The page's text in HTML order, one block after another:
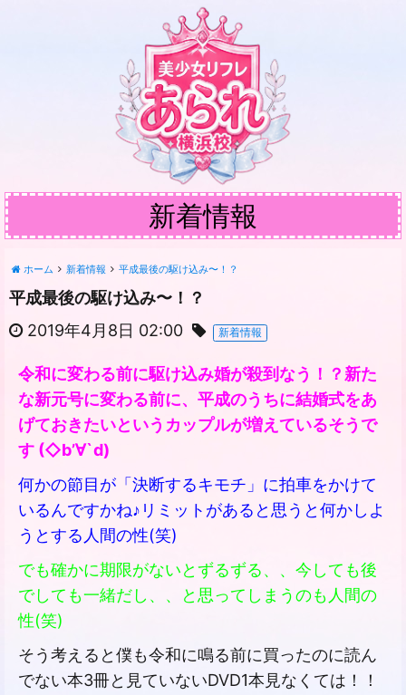
新着情報
ホーム 新着情報 平成最後の駆け込み〜！？
平成最後の駆け込み〜！？
2019年4月8日 02:00
新着情報
令和に変わる前に駆け込み婚が殺到なう！？新た
な新元号に変わる前に、平成のうちに結婚式をあ
げておきたいというカップルが増えているそうで
す (◇b’∀`d)
何かの節目が「決断するキモチ」に拍車をかけて
いるんですかね♪リミットがあると思うと何かしよ
うとする人間の性(笑)
でも確かに期限がないとずるずる、、今しても後
でしても一緒だし、、と思ってしまうのも人間の
性(笑)
そう考えると僕も令和に鳴る前に買ったのに読ん
でない本3冊と見ていないDVD1本見なくては！！